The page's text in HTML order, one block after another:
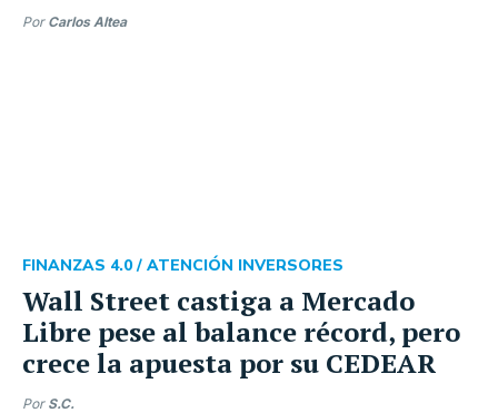
Por Carlos Altea
Wall Street castiga a Mercado
Libre pese al balance récord, pero
crece la apuesta por su CEDEAR
FINANZAS 4.0 / ATENCIÓN INVERSORES
Por S.C.